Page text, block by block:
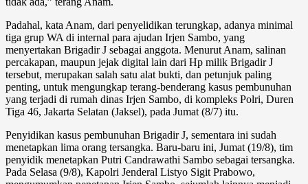
Padahal, kata Anam, dari penyelidikan terungkap, adanya minimal
tiga grup WA di internal para ajudan Irjen Sambo, yang
menyertakan Brigadir J sebagai anggota. Menurut Anam, salinan
percakapan, maupun jejak digital lain dari Hp milik Brigadir J
tersebut, merupakan salah satu alat bukti, dan petunjuk paling
penting, untuk mengungkap terang-benderang kasus pembunuhan
yang terjadi di rumah dinas Irjen Sambo, di kompleks Polri, Duren
Tiga 46, Jakarta Selatan (Jaksel), pada Jumat (8/7) itu.
Penyidikan kasus pembunuhan Brigadir J, sementara ini sudah
menetapkan lima orang tersangka. Baru-baru ini, Jumat (19/8), tim
penyidik menetapkan Putri Candrawathi Sambo sebagai tersangka.
Pada Selasa (9/8), Kapolri Jenderal Listyo Sigit Prabowo,